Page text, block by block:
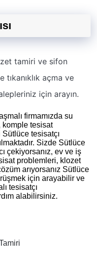
tamiri ve sifon
açma ve
için arayın.
firmamızda su
komple tesisat
tesisatçı
Sizde Sütlüce
çekiyorsanız, ev ve iş
problemleri, klozet
arıyorsanız Sütlüce
için arayabilir ve
tesisatçı
alabilirsiniz.